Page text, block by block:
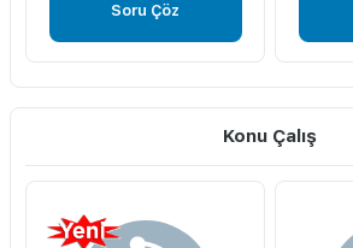
Soru Çöz
Konu Çalış